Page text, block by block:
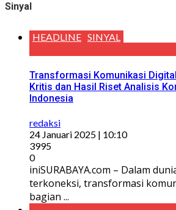
Sinyal
HEADLINE SINYAL
Transformasi Komunikasi
Kritis dan Hasil Riset Analisis
Indonesia
redaksi
24 Januari 2025 | 10:10
3995
0
iniSURABAYA.com – Dalam
terkoneksi, transformasi
bagian ...